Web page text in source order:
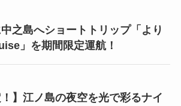
之島へショートトリップ「より
」を期間限定運航！
！】江ノ島の夜空を光で彩るナイ